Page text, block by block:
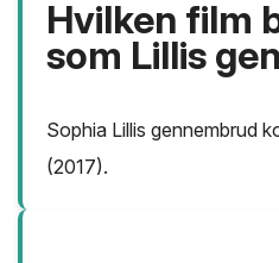
Hvilken film
som Lillis
Sophia Lillis gennembrud
(2017).